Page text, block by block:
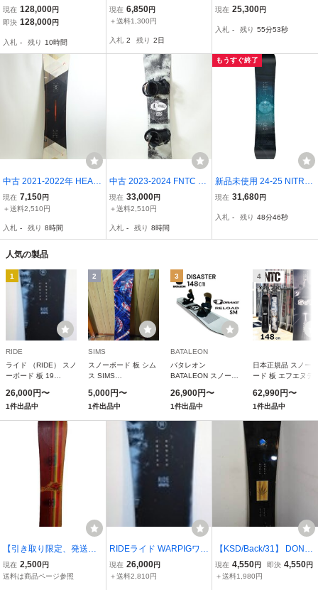
UNKS プラナパンクス ザ
ピーナッツ スノーボード
ップ済み / #20077
現在 128,000円
即決 128,000円
入札 - 残り 10時間
㌢ ウィンタースポーツ
現在 6,850円
＋送料1,300円
入札 2 残り 2日
GENDA 149cm メンズ
現在 25,300円
入札 - 残り 55分52秒
中古 2021-2022年 HEAD
Anything LYT ヘッド エニ
シング スノーボード単品
現在 7,150円
＋送料2,510円
入札 - 残り 8時間
中古 2023-2024 FNTC T
NT-L 147cm FLUX エフエ
ヌティーシー フラックス
グ付き スノーボード 417
現在 33,000円
＋送料2,510円
入札 - 残り 8時間
もうすぐ終了
新品未使用 24-25 NITRO
MYSTIQUE 146cm レデ
現在 31,680円
入札 - 残り 48分45秒
人気の製品
1
RIDE
ライド （RIDE） スノ
ーボード 板 19
R180200701 （メン
ズ）
26,000円〜
1件出品中
2
SIMS
スノーボード 板 シム
ス SIMS
トーション メンズ レ
ディース 24-25 日本
正規品
5,000円〜
1件出品中
3
BATALEON
バタレオン
BATALEON スノーボ
DISASTER ディザス
ター
26,900円〜
1件出品中
4
日本正規品 スノーボ
ード 板 エフエヌテ
オーティ― メンズ
ディース 25-26
62,990円〜
1件出品中
【引き取り限定、発送不
可】 リブテック ジェイミ
ーリン ハイビスカス（初
現在 2,500円
送料は商品ページ参照
RIDEライド WARPIGワー
ピグ(S) 148 18-19
現在 26,000円
＋送料2,810円
【KSD/Back/31】 DONU
TS/ドーナッツ・スノーボ
ード・ビンディング付属
現在 4,550円 即決 4,550円
＋送料1,980円